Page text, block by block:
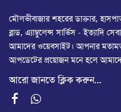
মৌলভীবাজার শহরের ডাক্তার,
ব্লাড, এ্যাম্বুলেন্স সার্ভিস - ইত্যাদি
আমাদের ওয়েবসাইট। আপনার
আপডেটের প্রয়োজন মনে হলে
আরো জানতে ক্লিক করুন...